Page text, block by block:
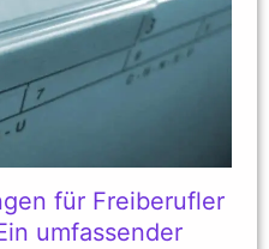
für Freiberufler
umfassender